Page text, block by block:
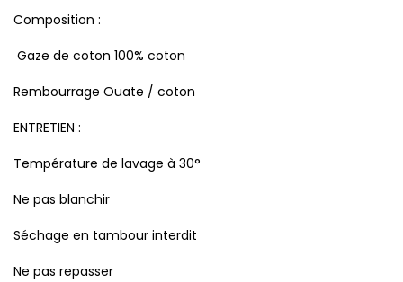
Composition :
Gaze de coton 100% coton
Rembourrage Ouate / coton
ENTRETIEN :
Température de lavage à 30°
Ne pas blanchir
Séchage en tambour interdit
Ne pas repasser